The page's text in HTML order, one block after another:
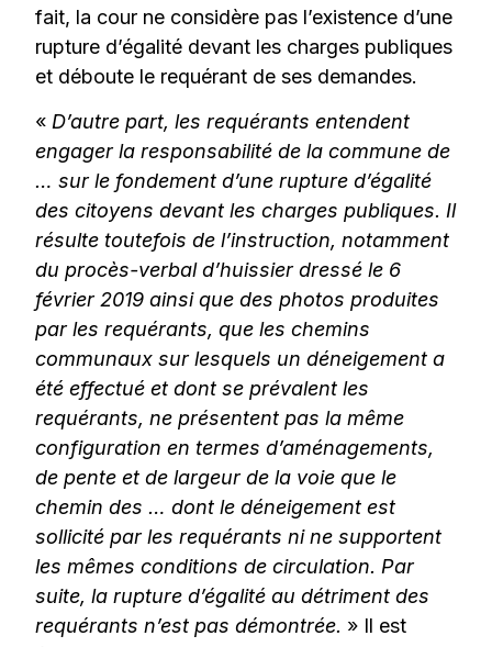
fait, la cour ne considère pas l’existence d’une
rupture d’égalité devant les charges publiques
et déboute le requérant de ses demandes.
«D’autre part, les requérants entendent
engager la responsabilité de la commune de
… sur le fondement d’une rupture d’égalité
des citoyens devant les charges publiques. Il
résulte toutefois de l’instruction, notamment
du procès-verbal d’huissier dressé le 6
février 2019 ainsi que des photos produites
par les requérants, que les chemins
communaux sur lesquels un déneigement a
été effectué et dont se prévalent les
requérants, ne présentent pas la même
configuration en termes d’aménagements,
de pente et de largeur de la voie que le
chemin des … dont le déneigement est
sollicité par les requérants ni ne supportent
les mêmes conditions de circulation. Par
suite, la rupture d’égalité au détriment des
requérants n’est pas démontrée. » Il est